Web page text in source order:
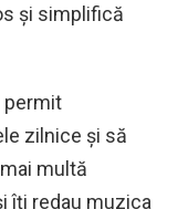
și simplifică
permit
zilnice și să
multă
îți redau muzica